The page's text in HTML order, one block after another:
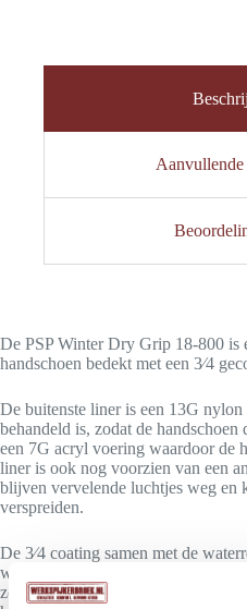
De PSP Winter Dry Grip 18-800 is
handschoen bedekt met een 3⁄4
De buitenste liner is een 13G
behandeld is, zodat de
een 7G acryl voering waardoor de
liner is ook nog voorzien van een
blijven vervelende luchtjes weg en
verspreiden.
De 3⁄4 coating samen met de
warme handen in koude natte
zorgt voor goede ventilatie. De